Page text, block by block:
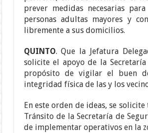
prever medidas necesarias
personas adultas mayores y
libremente a sus domicilios.
QUINTO. Que la Jefatura
solicite el apoyo de la
propósito de vigilar el buen
integridad física de las y los
En este orden de ideas, se
Tránsito de la Secretaría de
de implementar operativos en la